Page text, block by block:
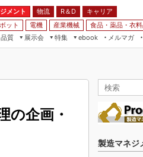
メント 物流 R＆D
キャリア
ット 電機 産業機械 食品・薬品・衣
品質
展示会
特集
ebook
メルマガ
の企画・
製造マネジ